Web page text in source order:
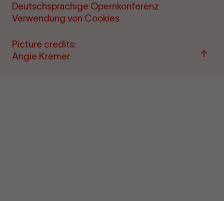
Deutschsprachige Opernkonferenz
Verwendung von Cookies
Picture credits:
Angie Kremer
Back